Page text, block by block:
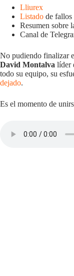
Lliurex
Listado de fallos
Resumen sobre
Canal de
No pudiendo finalizar
David Montalva líder
todo su equipo, su
dejado.
Es el momento de